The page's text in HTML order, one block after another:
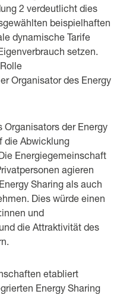
2 verdeutlicht dies
beispielhaften
dynamische Tarife
setzen.
Organisator des Energy
Organisators der Energy
die Abwicklung
Energiegemeinschaft
agieren
Sharing als auch
Dies würde einen
und
die Attraktivität des
etabliert
Energy Sharing